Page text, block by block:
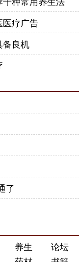
医疗广告
备良机
了
养生
论坛